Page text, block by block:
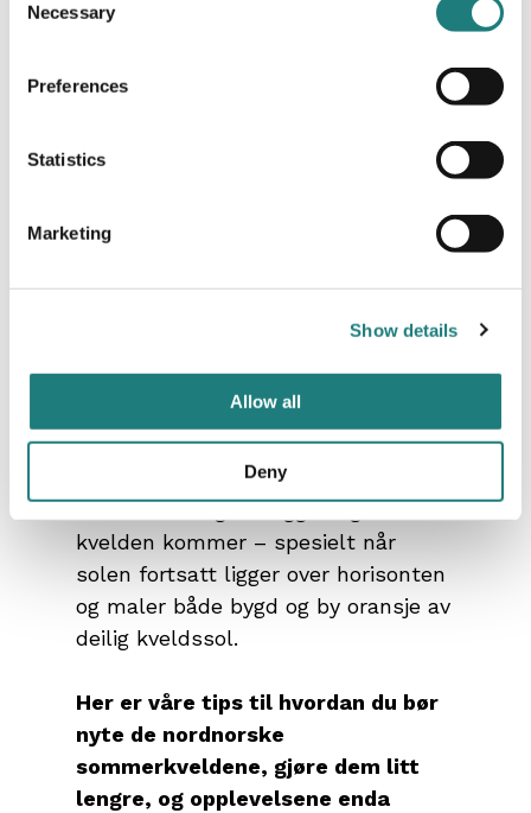
Selection
Necessary
Preferences
Statistics
Marketing
Show details
Allow all
Deny
Noen dager sitter det ekstra langt
inne å skulle gå å legge seg når
kvelden kommer – spesielt når
solen fortsatt ligger over horisonten
og maler både bygd og by oransje av
deilig kveldssol.
Her er våre tips til hvordan du bør
nyte de nordnorske
sommerkveldene, gjøre dem litt
lengre, og opplevelsene enda